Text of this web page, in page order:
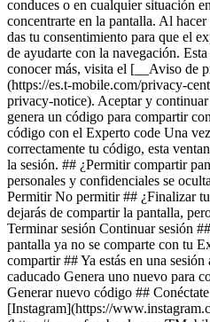
conduces o en cualquier situación
concentrarte en la pantalla. Al
das tu consentimiento para que el
de ayudarte con la navegación.
conocer más, visita el [__Aviso de
(https://es.t-mobile.com/privacy-
privacy-notice). Aceptar y continuar
genera un código para compartir
código con el Experto code Una
correctamente tu código, esta
la sesión. ## ¿Permitir compartir
personales y confidenciales se
Permitir No permitir ## ¿Finalizar
dejarás de compartir la pantalla,
Terminar sesión Continuar sesión
pantalla ya no se comparte con tu
compartir ## Ya estás en una
caducado Genera uno nuevo para
Generar nuevo código ##
[Instagram](https://